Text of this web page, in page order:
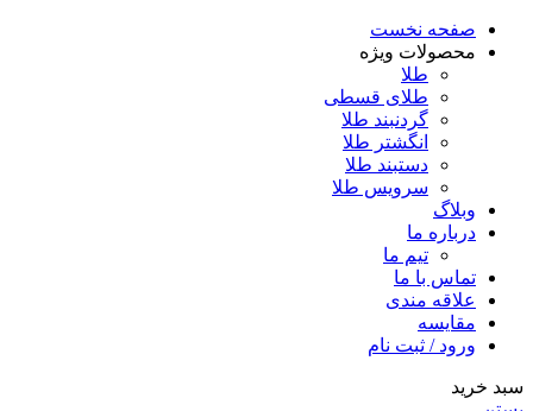
صفحه نخست
محصولات ویژه
طلا
طلای قسطی
گردنبند طلا
انگشتر طلا
دستبند طلا
سرویس طلا
وبلاگ
درباره ما
تیم ما
تماس با ما
علاقه مندی
مقایسه
ورود / ثبت نام
سبد خرید